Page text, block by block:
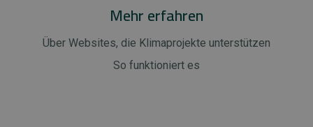
Mehr erfahren
Über Websites, die Klimaprojekte unterstützen
So funktioniert es